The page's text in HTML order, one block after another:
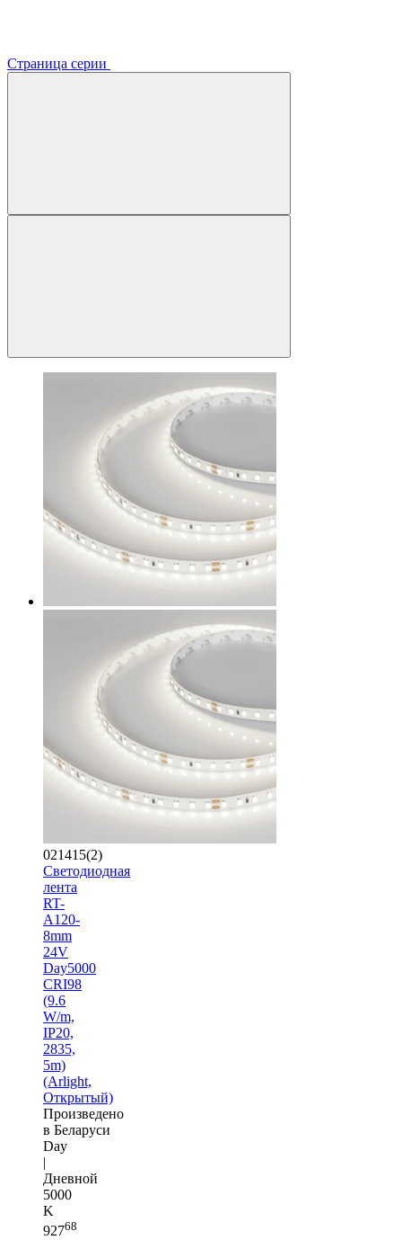
Страница серии
021415(2)
Светодиодная
лента
RT-
A120-
8mm
24V
Day5000
CRI98
(9.6
W/m,
IP20,
2835,
5m)
(Arlight,
Открытый)
Произведено
в Беларуси
Day
|
Дневной
5000
K
92768